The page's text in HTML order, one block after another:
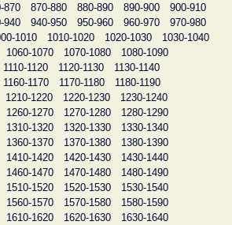
870 870-880 880-890 890-900
900-910
940 940-950 950-960 960-970
970-980
1010 1010-1020 1020-1030
1030-1040
1060-1070 1070-1080
1080-1090
1110-1120 1120-1130
1130-1140
1160-1170 1170-1180
1180-1190
1210-1220 1220-1230
1230-1240
1260-1270 1270-1280
1280-1290
1310-1320 1320-1330
1330-1340
1360-1370 1370-1380
1380-1390
1410-1420 1420-1430
1430-1440
1460-1470 1470-1480
1480-1490
1510-1520 1520-1530
1530-1540
1560-1570 1570-1580
1580-1590
1610-1620 1620-1630
1630-1640